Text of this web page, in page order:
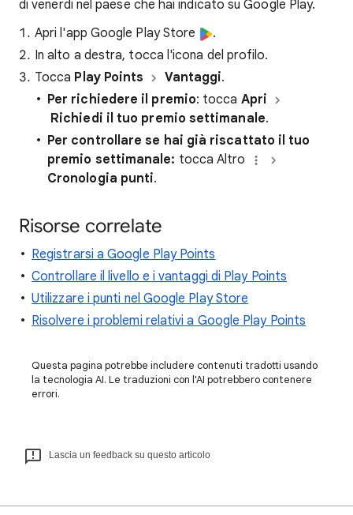
di venerdì nel paese che hai indicato su Google Play.
Apri l'app Google Play Store
.
In alto a destra, tocca l'icona del profilo.
Tocca Play Points Vantaggi.
Per richiedere il premio: tocca Apri
Richiedi il tuo premio settimanale.
Per controllare se hai già riscattato il tuo
premio settimanale: tocca Altro
Cronologia punti.
Risorse correlate
Registrarsi a Google Play Points
Controllare il livello e i vantaggi di Play Points
Utilizzare i punti nel Google Play Store
Risolvere i problemi relativi a Google Play Points
Questa pagina potrebbe includere contenuti tradotti usando
la tecnologia AI. Le traduzioni con l'AI potrebbero contenere
errori.
Lascia un feedback su questo articolo